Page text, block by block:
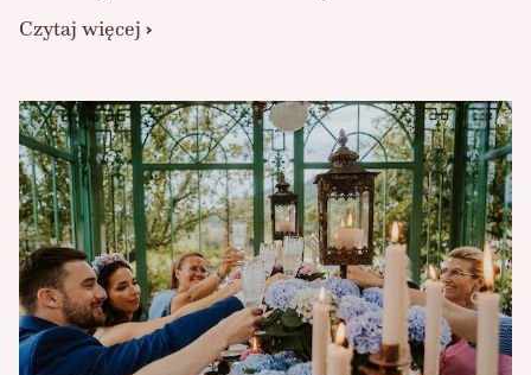
Czytaj więcej